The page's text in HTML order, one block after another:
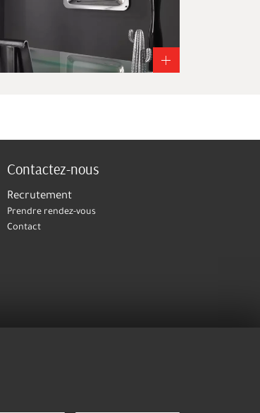
Contactez-nous
Recrutement
Prendre rendez-vous
Contact